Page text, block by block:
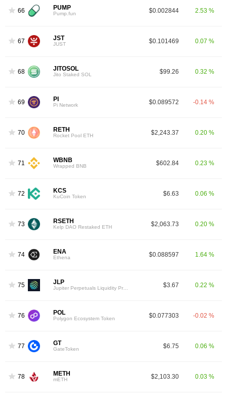
66 PUMP
Pump.fun $0.002844 2.53 %
67 JST
JUST $0.101469 0.07 %
68 JITOSOL
Jito Staked SOL $99.26 0.32 %
69 PI
Pi Network $0.089572 -0.14 %
70 RETH
Rocket Pool ETH $2,243.37 0.20 %
71 WBNB
Wrapped BNB $602.84 0.23 %
72 KCS
KuCoin Token $6.63 0.06 %
73 RSETH
Kelp DAO Restaked ETH $2,063.73 0.20 %
74 ENA
Ethena $0.088597 1.64 %
75 JLP $3.67 0.22 %
76 POL
Polygon Ecosystem Token $0.077303 -0.02 %
77 GT
GateToken $6.75 0.06 %
78 METH
mETH $2,103.30 0.03 %